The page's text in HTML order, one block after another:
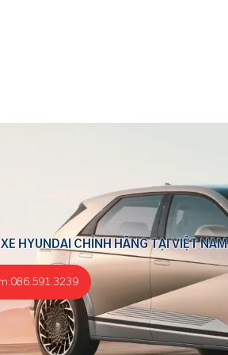
HYUNDAI CHÍNH HÃNG TẠI VIỆT NAM
086.591.3239